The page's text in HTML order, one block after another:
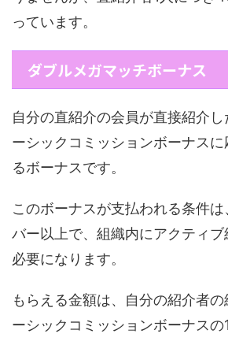
っています。
ダブルメガマッチボーナス
自分の直紹介の会員が直接紹介
ーシックコミッションボーナス
るボーナスです。
このボーナスが支払われる条件
バー以上で、組織内にアクティ
必要になります。
もらえる金額は、自分の紹介者
ーシックコミッションボーナスの